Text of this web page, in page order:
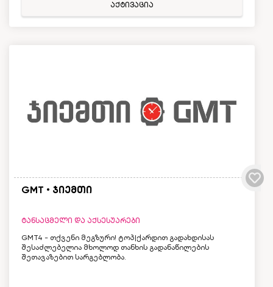
აქტივაცია
GMT • ჯიემთი
ტანსაცმელი და აქსესუარები
GMT4 - თქვენი მეგზური! ტოპ|ქარდით გადახდისას
შესაძლებელია მხოლოდ თანხის გადანაწილების
შეთავაზებით სარგებლობა.